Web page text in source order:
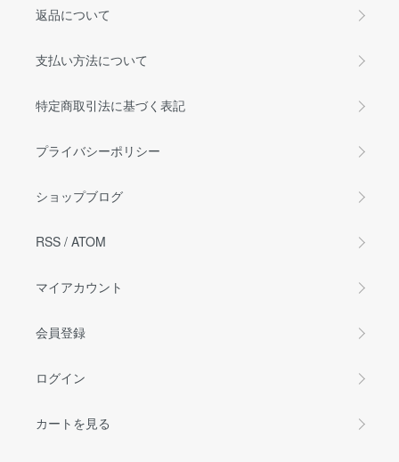
返品について
支払い方法について
特定商取引法に基づく表記
プライバシーポリシー
ショップブログ
RSS / ATOM
マイアカウント
会員登録
ログイン
カートを見る